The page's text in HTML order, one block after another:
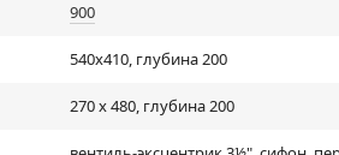
900
540x410, глубина 200
270 х 480, глубина 200